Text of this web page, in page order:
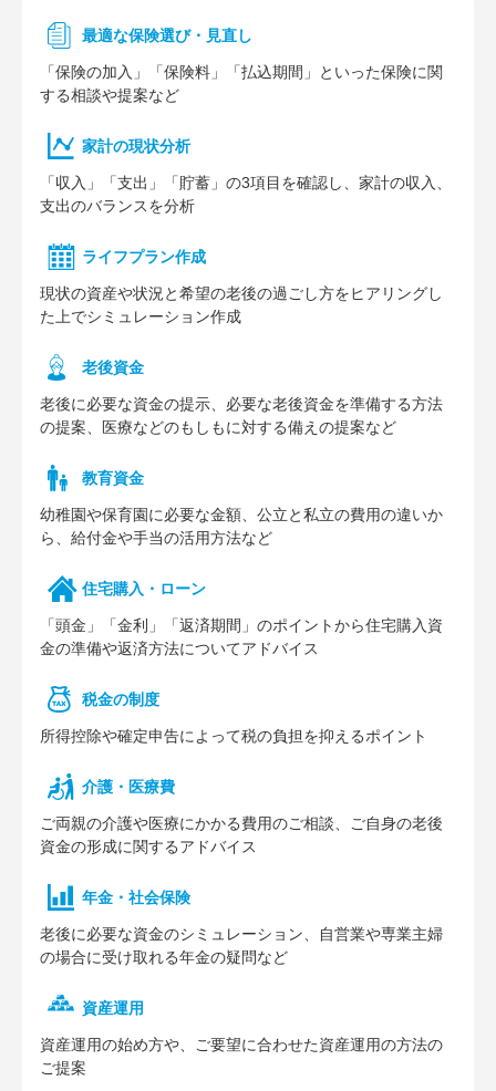
最適な保険選び・見直し
「保険の加入」「保険料」「払込期間」といった保険に関
する相談や提案など
家計の現状分析
「収入」「支出」「貯蓄」の3項目を確認し、家計の収入、
支出のバランスを分析
ライフプラン作成
現状の資産や状況と希望の老後の過ごし方をヒアリングし
た上でシミュレーション作成
⽼後資⾦
老後に必要な資金の提示、必要な老後資金を準備する方法
の提案、医療などのもしもに対する備えの提案など
教育資金
幼稚園や保育園に必要な⾦額、公⽴と私⽴の費⽤の違いか
ら、給付⾦や⼿当の活⽤⽅法など
住宅購⼊・ローン
「頭⾦」「⾦利」「返済期間」のポイントから住宅購⼊資
⾦の準備や返済⽅法についてアドバイス
税⾦の制度
所得控除や確定申告によって税の負担を抑えるポイント
介護・医療費
ご両親の介護や医療にかかる費⽤のご相談、ご⾃⾝の⽼後
資⾦の形成に関するアドバイス
年⾦・社会保険
⽼後に必要な資⾦のシミュレーション、⾃営業や専業主婦
の場合に受け取れる年⾦の疑問など
資産運用
資産運⽤の始め⽅や、ご要望に合わせた資産運⽤の⽅法の
ご提案